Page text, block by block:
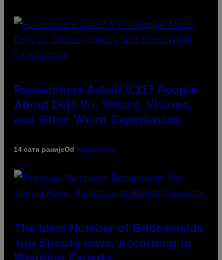
Researchers Asked 5,117 People
About Déjà Vu, Voices, Visions,
and Other Weird Experiences
14 сати ранијеOd Ashley Fike
The Ideal Number of Bridesmaids
You Should Have, According to